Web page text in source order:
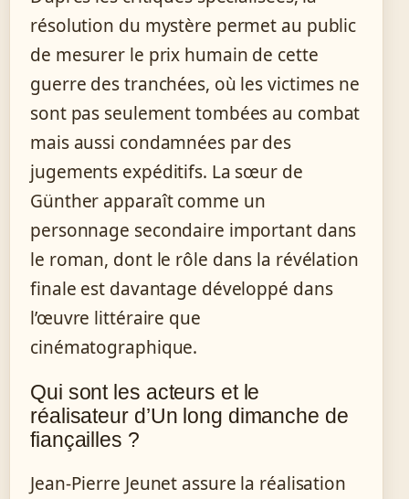
résolution du mystère permet au public
de mesurer le prix humain de cette
guerre des tranchées, où les victimes ne
sont pas seulement tombées au combat
mais aussi condamnées par des
jugements expéditifs. La sœur de
Günther apparaît comme un
personnage secondaire important dans
le roman, dont le rôle dans la révélation
finale est davantage développé dans
l’œuvre littéraire que
cinématographique.
Qui sont les acteurs et le
réalisateur d’Un long dimanche de
fiançailles ?
Jean-Pierre Jeunet assure la réalisation